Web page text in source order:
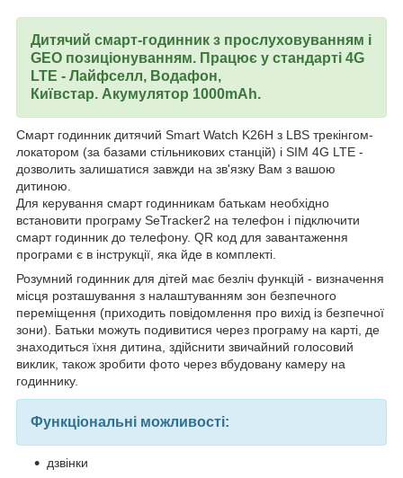
Дитячий смарт-годинник з прослуховуванням і
GEO позиціонуванням. Працює у стандарті 4G
LTE - Лайфселл, Водафон,
Київстар. Акумулятор 1000mAh.
Смарт годинник дитячий Smart Watch K26H з LBS трекінгом-
локатором (за базами стільникових станцій) і SIM 4G LTE -
дозволить залишатися завжди на зв'язку Вам з вашою
дитиною.
Для керування смарт годинникам батькам необхідно
встановити програму SeTracker2 на телефон і підключити
смарт годинник до телефону. QR код для завантаження
програми є в інструкції, яка йде в комплекті.
Розумний годинник для дітей має безліч функцій - визначення
місця розташування з налаштуванням зон безпечного
переміщення (приходить повідомлення про вихід із безпечної
зони). Батьки можуть подивитися через програму на карті, де
знаходиться їхня дитина, здійснити звичайний голосовий
виклик, також зробити фото через вбудовану камеру на
годиннику.
Функціональні можливості:
дзвінки